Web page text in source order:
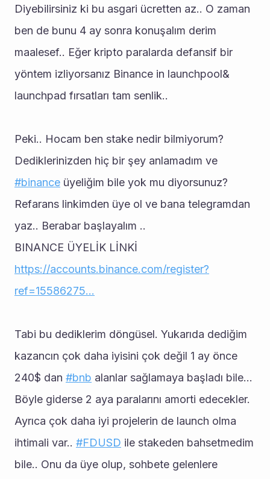
Diyebilirsiniz ki bu asgari ücretten az.. O zaman
ben de bunu 4 ay sonra konuşalım derim
maalesef.. Eğer kripto paralarda defansif bir
yöntem izliyorsanız Binance in launchpool&
launchpad fırsatları tam senlik..
Peki.. Hocam ben stake nedir bilmiyorum?
#binance üyeliğim bile yok mu diyorsunuz?
Refarans linkimden üye ol ve bana telegramdan
yaz.. Berabar başlayalım ..
BINANCE ÜYELİK LİNKİ
https://accounts.binance.com/register?
ref=15586275…
Tabi bu dediklerim döngüsel. Yukarıda dediğim
kazancın çok daha iyisini çok değil 1 ay önce
240$ dan #bnb alanlar sağlamaya başladı bile...
Böyle giderse 2 aya paralarını amorti edecekler.
Ayrıca çok daha iyi projelerin de launch olma
ihtimali var.. #FDUSD ile stakeden bahsetmedim
bile.. Onu da üye olup, sohbete gelenlere